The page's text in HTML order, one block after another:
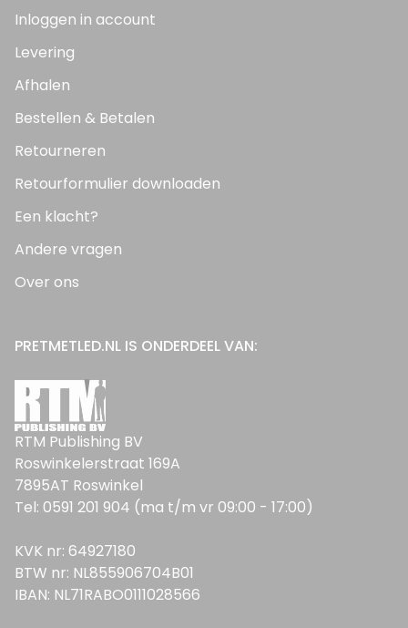
Inloggen in account
Levering
Afhalen
Bestellen & Betalen
Retourneren
Retourformulier downloaden
Een klacht?
Andere vragen
Over ons
PRETMETLED.NL IS ONDERDEEL VAN:
RTM Publishing BV
Roswinkelerstraat 169A
7895AT Roswinkel
Tel: 0591 201 904 (ma t/m vr 09:00 - 17:00)
KVK nr: 64927180
BTW nr: NL855906704B01
IBAN: NL71RABO0111028566